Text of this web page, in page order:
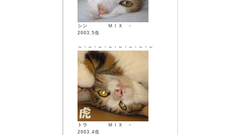
シン ＭＩＸ ♂
2003.5生
～・～・～・～・～・～・～・～
トラ ＭＩＸ ♂
2003.4生